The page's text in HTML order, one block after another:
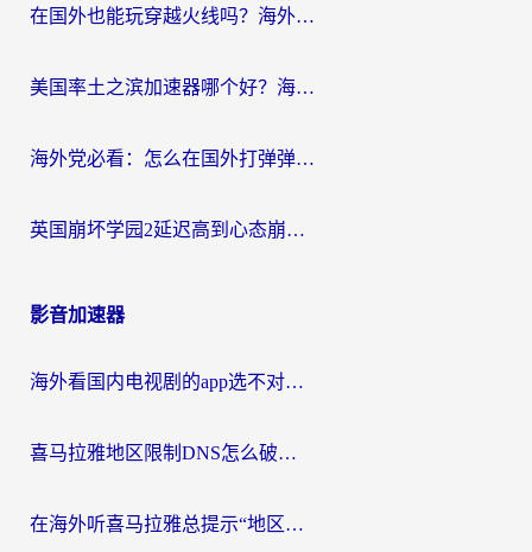
在国外也能玩穿越火线吗？海外玩家国服游戏畅玩终极指南
美国率土之滨加速器哪个好？海外党国服游戏畅玩终极指南（附多游戏解决方案）
海外党必看：怎么在国外打弹弹堂不卡？番茄加速器亲测指南
英国崩坏学园2延迟高到心态崩？海外党国服游戏加速终极指南
影音加速器
海外看国内电视剧的app选不对？这份回国加速器避坑指南帮你流畅追剧
喜马拉雅地区限制DNS怎么破？海外党听国内音乐听书的终极解决方案
在海外听喜马拉雅总提示“地区限制”？3步轻松解除+听国内音乐全攻略